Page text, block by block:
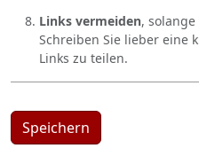
Links vermeiden,
Schreiben Sie lieber eine
Links zu teilen.
Speichern